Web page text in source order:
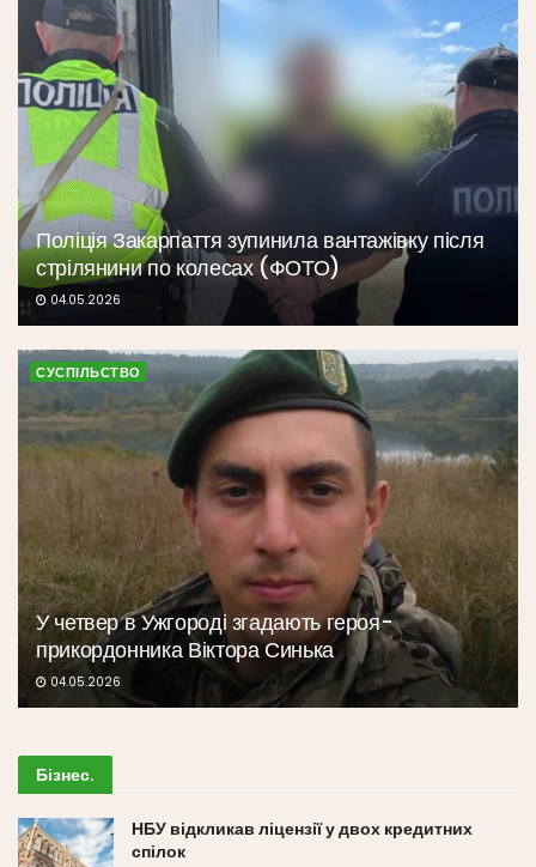
Поліція Закарпаття зупинила вантажівку після
стрілянини по колесах (ФОТО)
04.05.2026
СУСПІЛЬСТВО
У четвер в Ужгороді згадають героя-
прикордонника Віктора Синька
04.05.2026
Бізнес.
НБУ відкликав ліцензії у двох кредитних
спілок